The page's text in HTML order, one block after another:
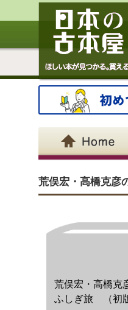
荒俣宏・高橋克彦
荒俣宏・高橋克
ふしぎ旅 （初